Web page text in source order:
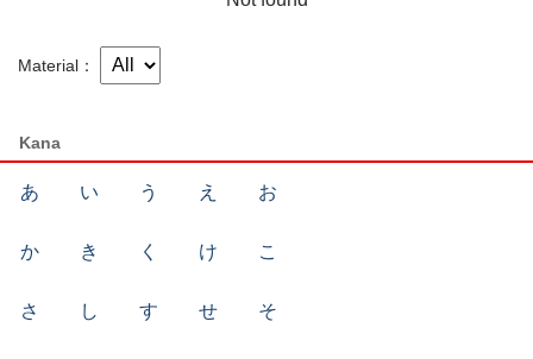
Material
Kana
あ い う え お
か き く け こ
さ し す せ そ